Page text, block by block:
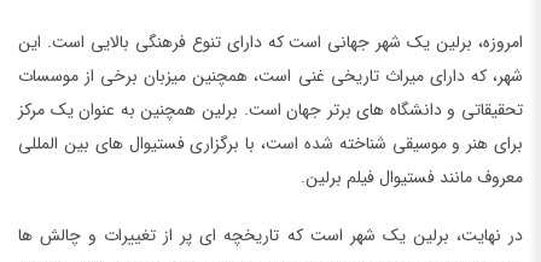
امروزه، برلین یک شهر جهانی است که دارای تنوع فرهنگی بالایی است. این
شهر، که دارای میراث تاریخی غنی است، همچنین میزبان برخی از موسسات
تحقیقاتی و دانشگاه های برتر جهان است. برلین همچنین به عنوان یک مرکز
برای هنر و موسیقی شناخته شده است، با برگزاری فستیوال های بین المللی
معروف مانند فستیوال فیلم برلین.
در نهایت، برلین یک شهر است که تاریخچه ای پر از تغییرات و چالش ها